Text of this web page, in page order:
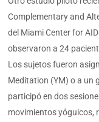
Complementary and
del Miami Center for
observaron a 24
Los sujetos fueron
Meditation (YM) o a un
participó en dos
movimientos yóguicos,